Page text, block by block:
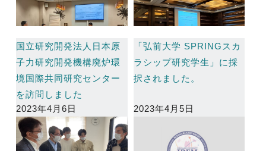
国立研究開発法人日本原
子力研究開発機構廃炉環
境国際共同研究センター
を訪問しました
2023年4月6日
「弘前大学 SPRINGスカ
ラシップ研究学生」に採
択されました。
2023年4月5日